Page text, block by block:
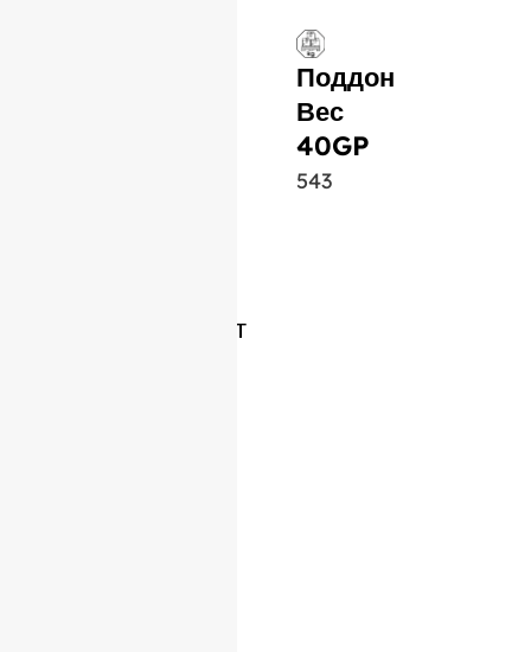
Поддон
Вес
40GP
543
Похожий продукт